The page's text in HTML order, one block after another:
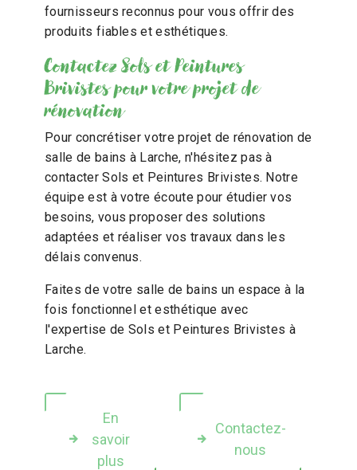
fournisseurs reconnus pour vous offrir des
produits fiables et esthétiques.
Contactez Sols et Peintures
Brivistes pour votre projet de
rénovation
Pour concrétiser votre projet de rénovation de
salle de bains à Larche, n'hésitez pas à
contacter Sols et Peintures Brivistes. Notre
équipe est à votre écoute pour étudier vos
besoins, vous proposer des solutions
adaptées et réaliser vos travaux dans les
délais convenus.
Faites de votre salle de bains un espace à la
fois fonctionnel et esthétique avec
l'expertise de Sols et Peintures Brivistes à
Larche.
En
savoir
plus
Contactez-
nous